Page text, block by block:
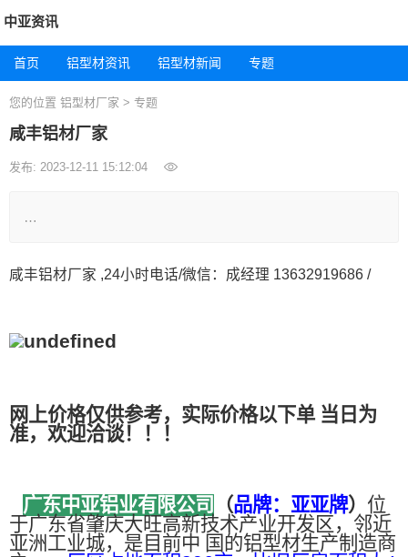
中亚资讯
首页 铝型材资讯 铝型材新闻 专题
您的位置 铝型材厂家 > 专题
咸丰铝材厂家
发布: 2023-12-11 15:12:04
…
咸丰铝材厂家 ,24小时电话/微信：成经理 13632919686 /
网上价格仅供参考，实际价格以下单 当日为
准，欢迎洽谈！！！
广东中亚铝业有限公司 （品牌：亚亚牌） 位
于广东省肇庆大旺高新技术产业开发区，邻近
亚洲工业城，是目前中 国的铝型材生产制造商